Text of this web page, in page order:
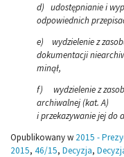
d) udostępnianie i
odpowiednich
e) wydzielenie z
dokumentacji
minął,
f) wydzielenie z
archiwalnej (kat. A)
i przekazywanie jej do
Opublikowany w 2015 -
2015, 46/15, Decyzja,